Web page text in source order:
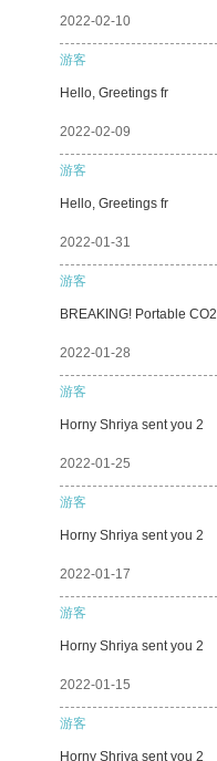
2022-02-10
游客
Hello, Greetings fr
2022-02-09
游客
Hello, Greetings fr
2022-01-31
游客
BREAKING! Portable CO2
2022-01-28
游客
Horny Shriya sent you 2
2022-01-25
游客
Horny Shriya sent you 2
2022-01-17
游客
Horny Shriya sent you 2
2022-01-15
游客
Horny Shriya sent you 2